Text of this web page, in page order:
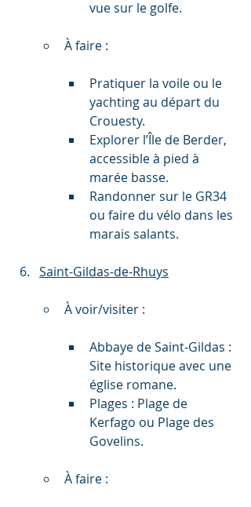
vue sur le golfe.
À faire :
Pratiquer la voile ou le
yachting au départ du
Crouesty.
Explorer l’Île de Berder,
accessible à pied à
marée basse.
Randonner sur le GR34
ou faire du vélo dans les
marais salants.
Saint-Gildas-de-Rhuys
À voir/visiter :
Abbaye de Saint-Gildas :
Site historique avec une
église romane.
Plages : Plage de
Kerfago ou Plage des
Govelins.
À faire :